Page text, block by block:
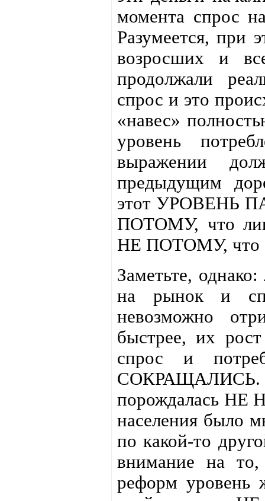
момента спрос
Разумеется, при
возросших и
продолжали
спрос и это
«навес»
уровень
выражении
предыдущим
этот УРОВЕНЬ
ПОТОМУ, что
НЕ ПОТОМУ, что
Заметьте,
на рынок и
невозможно
быстрее, их
спрос и
порождалась НЕ
населения было
по какой-то
внимание на
реформ уровень